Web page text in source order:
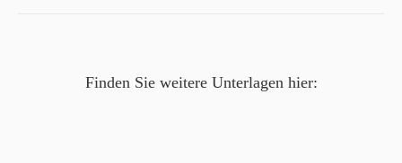
Finden Sie weitere Unterlagen hier: